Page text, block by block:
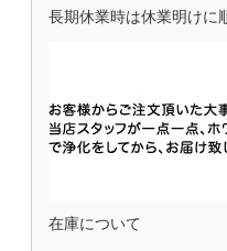
長期休業時は休業明けに
在庫について